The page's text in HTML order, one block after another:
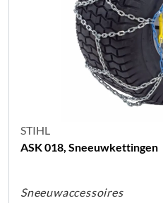
STIHL
ASK 018, Sneeuwkettingen
Sneeuwaccessoires